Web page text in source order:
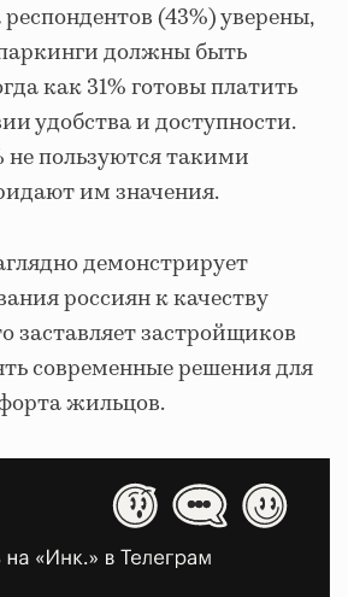
(43%) уверены,
должны быть
как 31% готовы платить
удобства и доступности.
не пользуются такими
им значения.
демонстрирует
россиян к качеству
заставляет застройщиков
современные решения для
жильцов.